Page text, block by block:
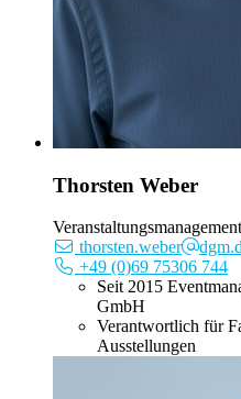
Thorsten Weber
thorsten.weber
+49 (0)69 75306 744
Seit 2015
GmbH
Verantwortlich für
Ausstellungen